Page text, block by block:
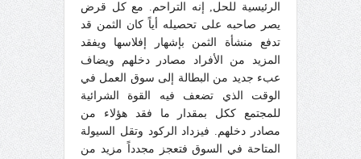
الرئيسية للحل, إنه التراحم. مع كل قرض
يصر صاحبه على تحصيله أياً كان الثمن قد
تدفع منشأة الثمن بإشهار إفلاسها ويفقد
المزيد من الأفراد مصادر دخلهم ويضاف
عبء جديد من البطالة إلى سوق العمل في
الوقت الذي تضعف فيه القوة الشرائية
للمجتمع ككل بمقدار ما فقد هؤلاء من
مصادر دخلهم. فيزداد الركود وتقل السيولة
المتاحة في السوق فتعجز مجدداً مزيد من